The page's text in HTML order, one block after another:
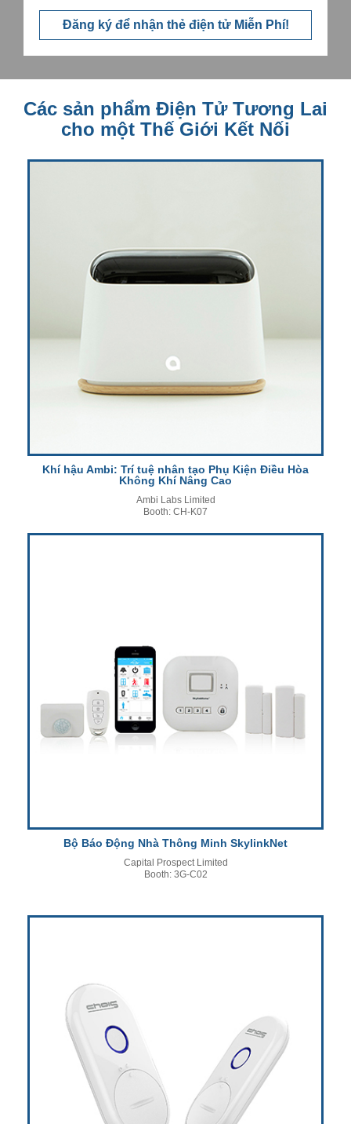
Đăng ký để nhận thẻ điện tử Miễn Phí!
Các sản phẩm Điện Tử Tương Lai
cho một Thế Giới Kết Nối
Khí hậu Ambi: Trí tuệ nhân tạo Phụ Kiện Điều Hòa
Không Khí Nâng Cao
Ambi Labs Limited
Booth: CH-K07
Bộ Báo Động Nhà Thông Minh SkylinkNet
Capital Prospect Limited
Booth: 3G-C02